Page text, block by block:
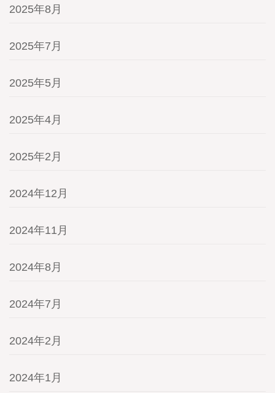
2025年8月
2025年7月
2025年5月
2025年4月
2025年2月
2024年12月
2024年11月
2024年8月
2024年7月
2024年2月
2024年1月